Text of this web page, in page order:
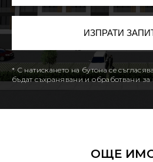
* С натискането на бутона се
бъдат съхранявани и обработвани за
ОЩЕ